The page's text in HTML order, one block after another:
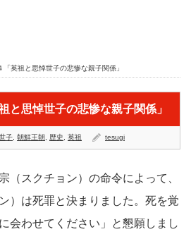
「英祖と思悼世子の悲惨な親子関係」
と思悼世子の悲惨な親子関係」
子 朝鮮王朝 歴史 英祖 tesugi
（スクチョン）の命令によって、
）は死罪と決まりました。死を覚
会わせてください」と懇願しまし